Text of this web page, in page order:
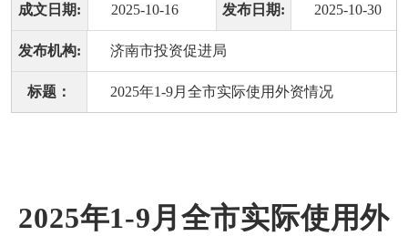
成文日期: 2025-10-16 发布日期: 2025-10-30
发布机构: 济南市投资促进局
标题： 2025年1-9月全市实际使用外资情况
2025年1-9月全市实际使用外